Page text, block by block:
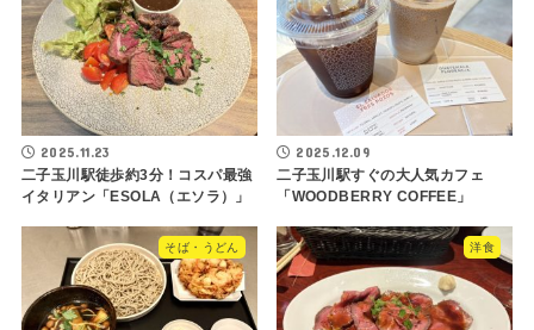
2025.11.23
二子玉川駅徒歩約3分！コスパ最強
イタリアン「ESOLA（エソラ）」
2025.12.09
二子玉川駅すぐの大人気カフェ
「WOODBERRY COFFEE」
そば・うどん 洋食